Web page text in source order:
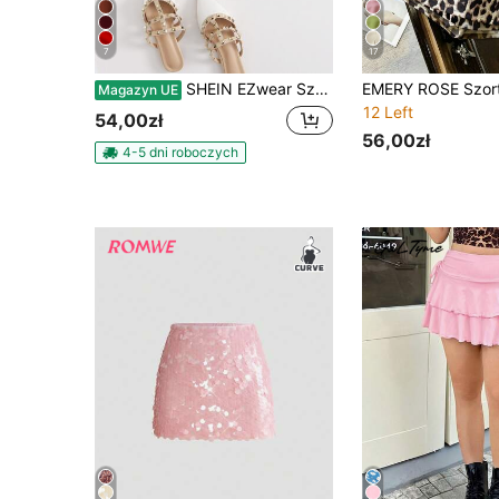
7
Magazyn UE SHEIN EZwear Szorty Rozmiar Plus Oddzielany Prosty Casual
54,00zł
4-5 dni roboczych
17
12 Left
56,00zł